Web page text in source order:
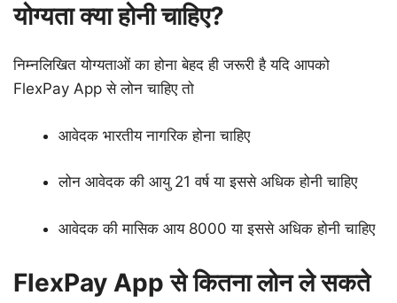
योग्यता क्या होनी चाहिए?
निम्नलिखित योग्यताओं का होना बेहद ही जरूरी है यदि आपको
FlexPay App से लोन चाहिए तो
आवेदक भारतीय नागरिक होना चाहिए
लोन आवेदक की आयु 21 वर्ष या इससे अधिक होनी चाहिए
आवेदक की मासिक आय 8000 या इससे अधिक होनी चाहिए
FlexPay App से कितना लोन ले सकते